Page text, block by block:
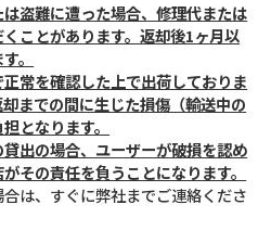
盗難に遭った場合、修理代または
ことがあります。返却後1ヶ月以
。
常を確認した上で出荷しておりま
までの間に生じた損傷（輸送中の
となります。
出の場合、ユーザーが破損を認め
その責任を負うことになります。
は、すぐに弊社までご連絡くださ